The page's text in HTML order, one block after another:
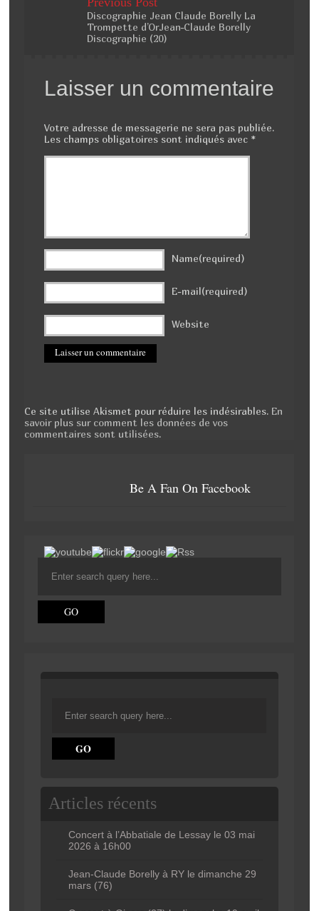
Discographie Jean Claude Borelly La
Trompette d’OrJean-Claude Borelly
Discographie (20)
Laisser un commentaire
Votre adresse de messagerie ne sera pas publiée.
Les champs obligatoires sont indiqués avec *
Name(required)
E-mail(required)
Website
Ce site utilise Akismet pour réduire les indésirables. En
savoir plus sur comment les données de vos
commentaires sont utilisées.
Be A Fan On Facebook
Articles récents
Concert à l’Abbatiale de Lessay le 03 mai
2026 à 16h00
Jean-Claude Borelly à RY le dimanche 29
mars (76)